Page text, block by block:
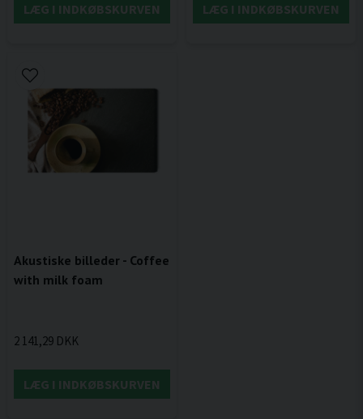
LÆG I INDKØBSKURVEN LÆG I INDKØBSKURVEN
Akustiske billeder - Coffee
with milk foam
2 141,29 DKK
LÆG I INDKØBSKURVEN